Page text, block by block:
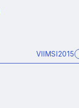
VIIMSI2015